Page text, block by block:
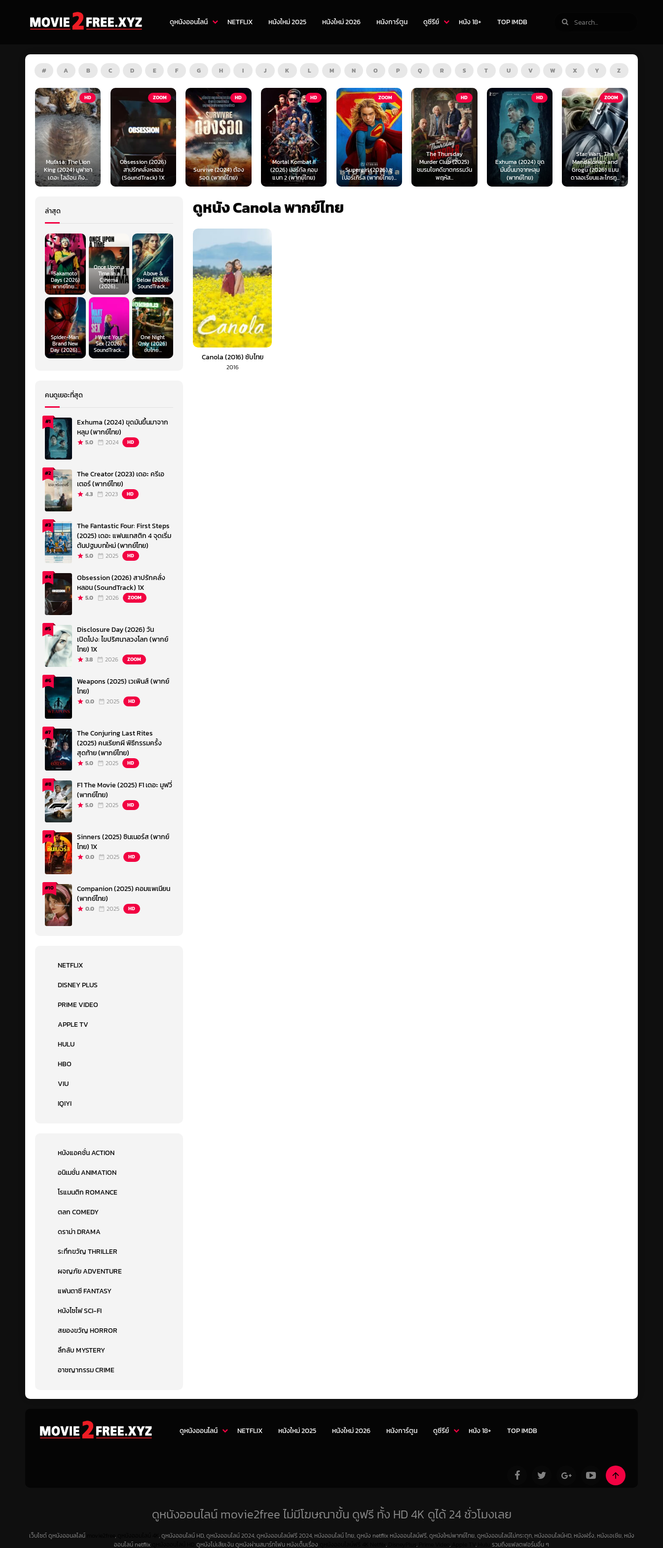
ดูหนังออนไลน์ NETFLIX หนังใหม่ 2025 หนังใหม่ 2026 หนังการ์ตูน ดูซีรีย์ หนัง 18+ TOP IMDB
# A B C D E F G H I J K L M N O P Q R S T U V W X Y Z
ZOOM
Obsession (2026)
สาปรักคลั่งหลอน
(SoundTrack) 1X
HD
Survive (2024) ต้อง
รอด (พากย์ไทย)
HD
Mortal Kombat II
(2026) มอร์ทัล คอม
แบท 2 (พากย์ไทย)
ZOOM
Supergirl (2026) ซู
เปอร์เกิร์ล (พากย์ไทย)...
HD
The Thursday
Murder Club (2025)
ชมรมไขคดีฆาตกรรมวัน
พฤหัส...
HD
Exhuma (2024) ขุด
มันขึ้นมาจากหลุม
(พากย์ไทย)
ZOOM
Star Wars: The
Mandalorian and
Grogu (2026) แมน
ดาลอเรี่ยนและโกรกู...
TV
The Last of Us
Season 1-2 (2025)
เดอะ ลาสต์ ออฟ อัส
ดูหนัง Canola พากย์ไทย
Canola (2016) ซับไทย
2016
ล่าสุด
Sakamoto
Days (2026)
พากย์ไทย...
Once Upon a
Time in a
Cinema
(2026)...
Above &
Below (2026)
SoundTrack...
Spider-Man:
Brand New
Day (2026)...
I Want Your
Sex (2026)
SoundTrack...
One Night
Only (2026)
ซับไทย...
คนดูเยอะที่สุด
#1
Exhuma (2024) ขุดมันขึ้นมาจาก
หลุม (พากย์ไทย)
5.0 2024 HD
#2
The Creator (2023) เดอะ ครีเอ
เตอร์ (พากย์ไทย)
4.3 2023 HD
#3
The Fantastic Four: First Steps
(2025) เดอะ แฟนแทสติก 4 จุดเริ่ม
ต้นปฐมบทใหม่ (พากย์ไทย)
5.0 2025 HD
#4
Obsession (2026) สาปรักคลั่ง
หลอน (SoundTrack) 1X
5.0 2026 ZOOM
#5
Disclosure Day (2026) วัน
เปิดโปง: ไขปริศนาลวงโลก (พากย์
ไทย) 1X
3.8 2026 ZOOM
#6
Weapons (2025) เวเพินส์ (พากย์
ไทย)
0.0 2025 HD
#7
The Conjuring Last Rites
(2025) คนเรียกผี พิธีกรรมครั้ง
สุดท้าย (พากย์ไทย)
5.0 2025 HD
#8
F1 The Movie (2025) F1 เดอะ มูฟวี่
(พากย์ไทย)
5.0 2025 HD
#9
Sinners (2025) ซินเนอร์ส (พากย์
ไทย) 1X
0.0 2025 HD
#10
Companion (2025) คอมแพเนียน
(พากย์ไทย)
0.0 2025 HD
NETFLIX
DISNEY PLUS
PRIME VIDEO
APPLE TV
HULU
HBO
VIU
IQIYI
หนังแอคชั่น ACTION
อนิเมชั่น ANIMATION
โรแมนติก ROMANCE
ตลก COMEDY
ดราม่า DRAMA
ระทึกขวัญ THRILLER
ผจญภัย ADVENTURE
แฟนตาซี FANTASY
หนังไซไฟ SCI-FI
สยองขวัญ HORROR
ลึกลับ MYSTERY
อาชญากรรม CRIME
ดูหนังออนไลน์ NETFLIX หนังใหม่ 2025 หนังใหม่ 2026 หนังการ์ตูน ดูซีรีย์ หนัง 18+ TOP IMDB
ดูหนังออนไลน์ movie2free ไม่มีโฆษณาขั้น ดูฟรี ทั้ง HD 4K ดูได้ 24 ชั่วโมงเลย
เว็บไซต์ ดูหนังออนลไลน์ ,
, ดูหนังออนไลน์ HD, ดูหนังออนไลน์ 2024, ดูหนังออนไลน์ฟรี 2024, หนังออนไลน์ ไทย, ดูหนัง netflix หนังออนไลน์ฟรี, ดูหนังใหม่พากย์ไทย, ดูหนังออนไลน์ไม่กระตุก, หนังออนไลน์HD, หนังฝรั่ง, หนังเอเชีย, หนัง
ออนไลน์ netflix
ดูหนังไม่เสียเงิน ดูหนังผ่านสมาร์ทโฟน หนังเต็มเรื่อง , , , , รวมถึงแฟลตฟอร์มอื่น ๆ